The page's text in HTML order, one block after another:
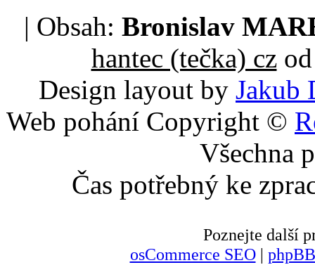
| Obsah: Bronislav
hantec (tečka) czod
Design layout by Jakub
Web pohání Copyright ©
Všechna
Čas potřebný ke
Poznejte další
osCommerce SEO|